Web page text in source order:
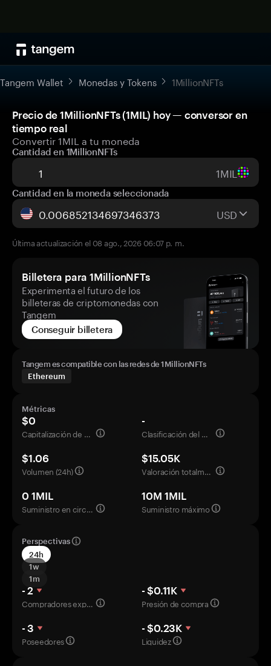
Tangem Wallet Monedas y Tokens 1MillionNFTs
Precio de 1MillionNFTs (1MIL) hoy — conversor en
tiempo real
Convertir 1MIL a tu moneda
Cantidad en 1MillionNFTs
1MIL
Cantidad en la moneda seleccionada
USD
Última actualización el 08 ago., 2026 06:07 p. m.
Billetera para 1MillionNFTs
Experimenta el futuro de los
billeteras de criptomonedas con
Tangem
Conseguir billetera
Tangem es compatible con las redes de 1MillionNFTs
Ethereum
Métricas
$0
Capitalización de mercado
-
Clasificación del mercado
$1.06
Volumen (24h)
$15.05K
Valoración totalmente diluida
0 1MIL
Suministro en circulación
10M 1MIL
Suministro máximo
Perspectivas
24h
1w
1m
- 2
Compradores experimentados
- $0.11K
Presión de compra
- 3
Poseedores
- $0.23K
Liquidez